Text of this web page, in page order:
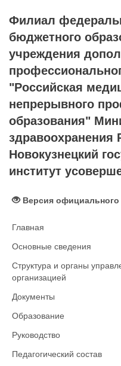
Филиал
бюджетного
учреждения
"Российская
непрерывного
образования"
здравоохранения
Новокузнецкий
институт
Версия официального
Главная
Основные сведения
Структура и органы
организацией
Документы
Образование
Руководство
Педагогический состав